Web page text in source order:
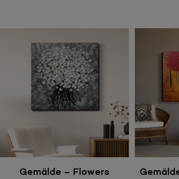
In den Warenkorb
Gemälde – Flowers In